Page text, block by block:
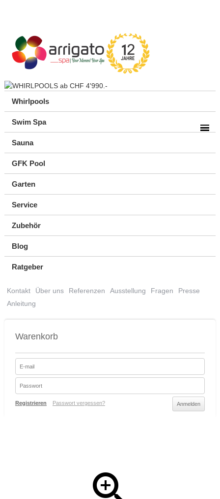
Whirlpools
Swim Spa
Sauna
GFK Pool
Garten
Service
Zubehör
Blog
Ratgeber
Kontakt Über uns Referenzen Ausstellung Fragen
Presse
Anleitung
Warenkorb
Registrieren Passwort vergessen?